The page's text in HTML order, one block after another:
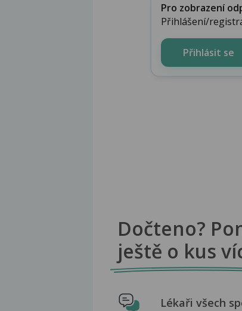
Pro zobrazení
Přihlášení/
Přihlásit se
Dočteno?
ještě o kus
Lékaři všech